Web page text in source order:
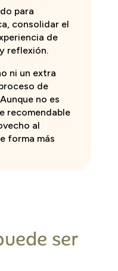
para
consolidar el
de
reflexión.
ni un extra
de
no es
recomendable
al
forma más
ser